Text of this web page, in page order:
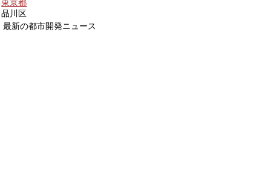
東京都
品川区
最新の都市開発ニュース